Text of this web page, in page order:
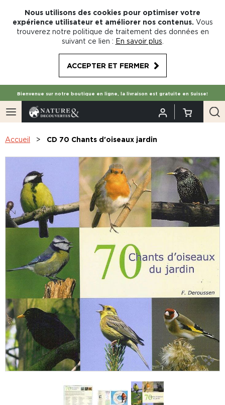
Nous utilisons des cookies pour optimiser votre
expérience utilisateur et améliorer nos contenus. Vous
trouverez notre politique de traitement des données en
suivant ce lien : En savoir plus
ACCEPTER ET FERMER
Bienvenue sur notre boutique en ligne, la livraison est gratuite en Suisse!
Accueil CD 70 Chants d'oiseaux jardin